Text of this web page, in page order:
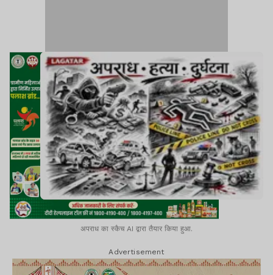
अपराध का स्कैच AI द्वारा तैयार किया हुआ.
Advertisement